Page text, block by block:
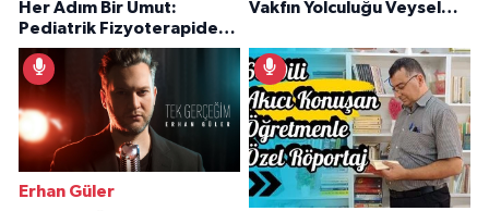
Her Adım Bir Umut:
Pediatrik Fizyoterapiden
İlham Veren Hikâyeler
Vakfın Yolculuğu Veysel
Erhan Güler